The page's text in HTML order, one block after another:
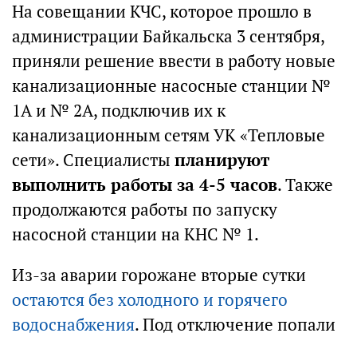
На совещании КЧС, которое прошло в
администрации Байкальска 3 сентября,
приняли решение ввести в работу новые
канализационные насосные станции №
1А и № 2А, подключив их к
канализационным сетям УК «Тепловые
сети». Специалисты планируют
выполнить работы за 4-5 часов. Также
продолжаются работы по запуску
насосной станции на КНС № 1.
Из-за аварии горожане вторые сутки
остаются без холодного и горячего
водоснабжения. Под отключение попали